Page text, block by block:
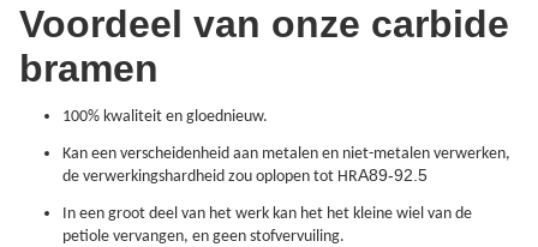
Voordeel van onze carbide
bramen
100% kwaliteit en gloednieuw.
Kan een verscheidenheid aan metalen en niet-metalen verwerken,
de verwerkingshardheid zou oplopen tot HRA89-92 5
In een groot deel van het werk kan het het kleine wiel van de
petiole vervangen, en geen stofvervuiling.